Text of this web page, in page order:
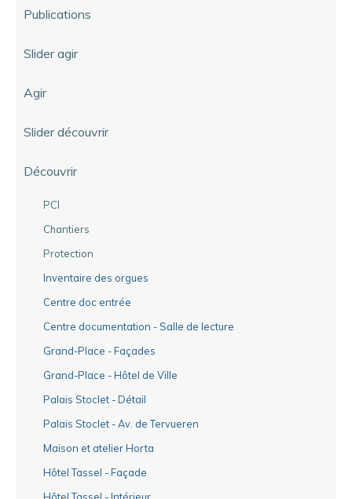
Publications
Slider agir
Agir
Slider découvrir
Découvrir
PCI
Chantiers
Protection
Inventaire des orgues
Centre doc entrée
Centre documentation - Salle de lecture
Grand-Place - Façades
Grand-Place - Hôtel de Ville
Palais Stoclet - Détail
Palais Stoclet - Av. de Tervueren
Maison et atelier Horta
Hôtel Tassel - Façade
Hôtel Tassel - Intérieur